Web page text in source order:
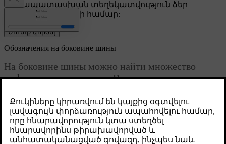
համապատասխան տեղեկատվություն ձեր
կոնկրետ մեքենայի համար:
Մուտք գործել
Թարմացված 30.03.2026
Обозначения на боковине шины
На боковине шины можно найти множество
цифр, чисел и символов. Вот несколько примеров